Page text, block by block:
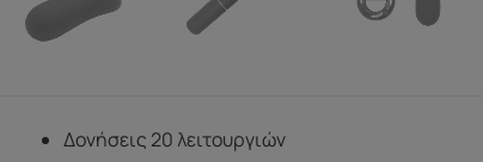
Δονήσεις 20 λειτουργιών